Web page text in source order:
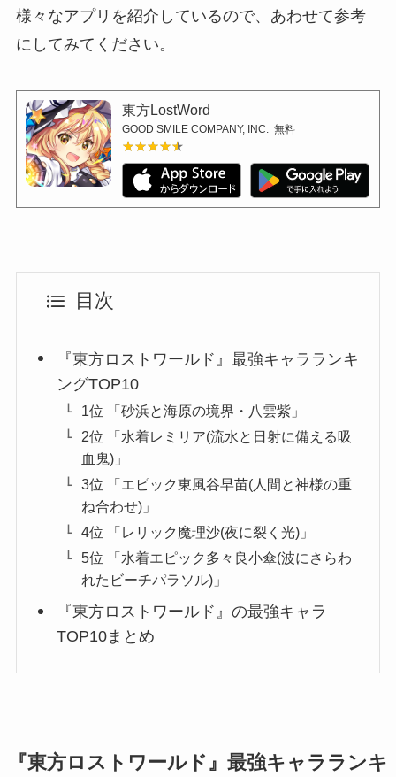
様々なアプリを紹介しているので、あわせて参考
にしてみてください。
東方LostWord
GOOD SMILE COMPANY, INC. 無料
★★★★★
★★★★★
目次
『東方ロストワールド』最強キャラランキ
ングTOP10
1位 「砂浜と海原の境界・八雲紫」
2位 「水着レミリア(流水と日射に備える吸
血鬼)」
3位 「エピック東風谷早苗(人間と神様の重
ね合わせ)」
4位 「レリック魔理沙(夜に裂く光)」
5位 「水着エピック多々良小傘(波にさらわ
れたビーチパラソル)」
『東方ロストワールド』の最強キャラ
TOP10まとめ
『東方ロストワールド』最強キャラランキ